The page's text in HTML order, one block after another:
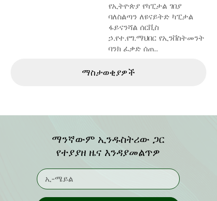
ማስታወቂያዎች
የኢትዮጵያ የካፒታል ገበያ
ባለስልጣን ለዩናይትድ ካፒታል
ፋይናንሻል ሰርቪስ
ኃ.የተ.የግ.ማህበር የኢንቨስትመንት
ባንክ ፈቃድ ሰጠ..
ማንኛውም ኢንዱስትሪው ጋር
የተያያዘ ዜና እንዳያመልጥዎ